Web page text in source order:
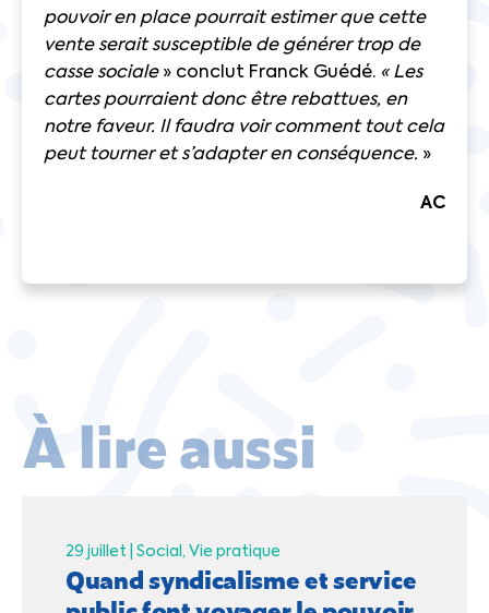
pouvoir en place pourrait estimer que cette
vente serait susceptible de générer trop de
casse sociale» conclut Franck Guédé. « Les
cartes pourraient donc être rebattues, en
notre faveur. Il faudra voir comment tout cela
peut tourner et s’adapter en conséquence. »
AC
À lire aussi
29 juillet | Social Vie pratique
Quand syndicalisme et service